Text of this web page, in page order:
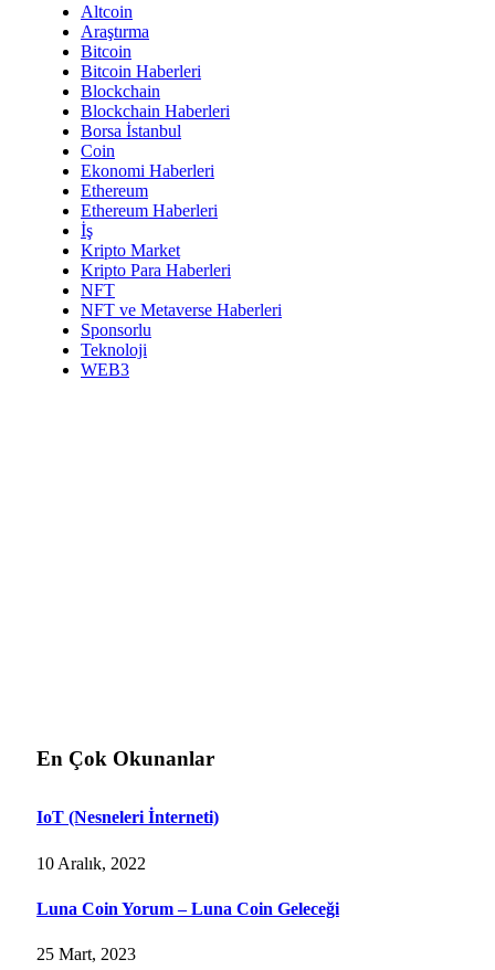
Altcoin
Araştırma
Bitcoin
Bitcoin Haberleri
Blockchain
Blockchain Haberleri
Borsa İstanbul
Coin
Ekonomi Haberleri
Ethereum
Ethereum Haberleri
İş
Kripto Market
Kripto Para Haberleri
NFT
NFT ve Metaverse Haberleri
Sponsorlu
Teknoloji
WEB3
En Çok Okunanlar
IoT (Nesneleri İnterneti)
10 Aralık, 2022
Luna Coin Yorum – Luna Coin Geleceği
25 Mart, 2023